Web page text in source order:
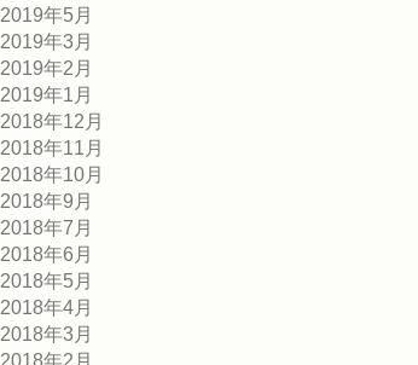
2019年5月
2019年3月
2019年2月
2019年1月
2018年12月
2018年11月
2018年10月
2018年9月
2018年7月
2018年6月
2018年5月
2018年4月
2018年3月
2018年2月